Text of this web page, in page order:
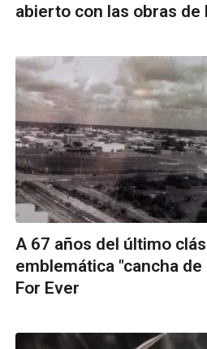
abierto con las obras de
A 67 años del último
emblemática "cancha
For Ever